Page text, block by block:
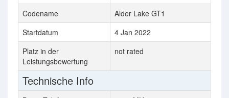
Codename
Alder Lake GT1
Startdatum
4 Jan 2022
Platz in der
Leistungsbewertung
not rated
Technische Info